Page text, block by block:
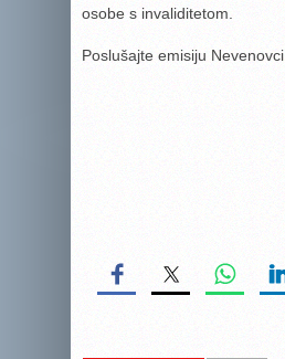
osobe s invaliditetom.
Poslušajte emisiju Nevenovci.